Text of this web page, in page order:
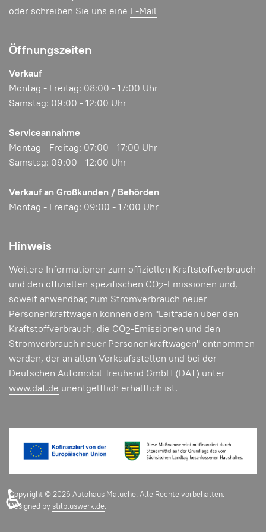
oder schreiben Sie uns eine E-Mail
Öffnungszeiten
Verkauf
Montag - Freitag: 08:00 - 17:00 Uhr
Samstag: 09:00 - 12:00 Uhr
Serviceannahme
Montag - Freitag: 07:00 - 17:00 Uhr
Samstag: 09:00 - 12:00 Uhr
Verkauf an Großkunden / Behörden
Montag - Freitag: 09:00 - 17:00 Uhr
Hinweis
Weitere Informationen zum offiziellen Kraftstoffverbrauch
und den offiziellen spezifischen CO2-Emissionen und,
soweit anwendbar, zum Stromverbrauch neuer
Personenkraftwagen können dem "Leitfaden über den
Kraftstoffverbrauch, die CO2-Emissionen und den
Stromverbrauch neuer Personenkraftwagen" entnommen
werden, der an allen Verkaufsstellen und bei der
Deutschen Automobil Treuhand GmbH (DAT) unter
www.dat.de unentgeltlich erhältlich ist.
Copyright © 2026 Autohaus Maluche. Alle Rechte vorbehalten.
Designed by stilpluswerk.de.